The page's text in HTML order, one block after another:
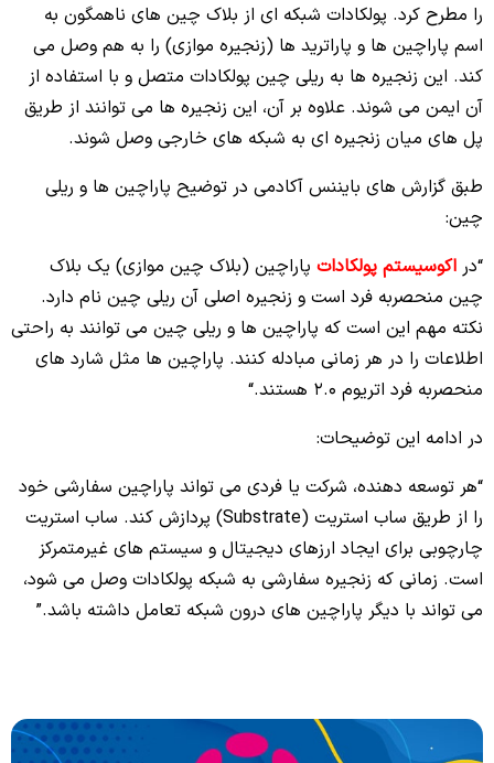
را مطرح کرد. پولکادات شبکه ای از بلاک چین های ناهمگون به
اسم پاراچین ها و پاراترید ها (زنجیره موازی) را به هم وصل می
کند. این زنجیره ها به ریلی چین پولکادات متصل و با استفاده از
آن ایمن می شوند. علاوه بر آن، این زنجیره ها می توانند از طریق
پل های میان زنجیره ای به شبکه های خارجی وصل شوند.
طبق گزارش های بایننس آکادمی در توضیح پاراچین ها و ریلی
چین:
“در اکوسیستم پولکادات پاراچین (بلاک چین موازی) یک بلاک
چین منحصربه‌‌ فرد است و زنجیره اصلی آن ریلی چین نام دارد.
نکته مهم این است که پاراچین‌ ها و ریلی چین می‌ توانند به‌ راحتی
اطلاعات را در هر زمانی مبادله کنند. پارا‌چین‌ ها مثل شارد های
منحصربه‌ فرد اتریوم 2.0 هستند.
“
در ادامه این توضیحات:
“هر توسعه‌ دهنده، شرکت یا فردی می‌ تواند پاراچین سفارشی خود
را از طریق ساب استریت (Substrate) پردازش کند. ساب استریت
چارچوبی برای ایجاد ارزهای دیجیتال و سیستم‌ های غیرمتمرکز
است. زمانی که زنجیره سفارشی به شبکه پولکادات وصل می‌ شود،
می‌ تواند با دیگر پاراچین‌ های درون شبکه تعامل داشته باشد.”